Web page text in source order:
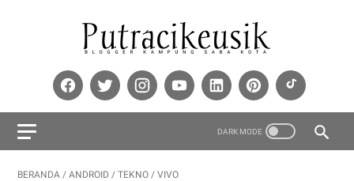
BERANDA / ANDROID / TEKNO / VIVO